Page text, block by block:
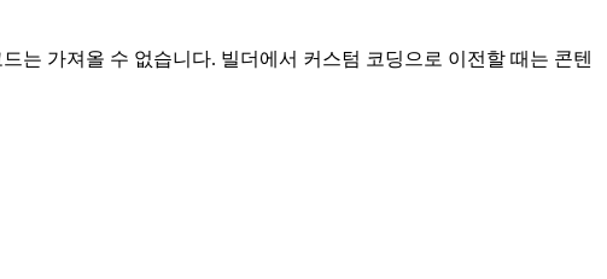
는 가져올 수 없습니다. 빌더에서 커스텀 코딩으로 이전할 때는 콘텐